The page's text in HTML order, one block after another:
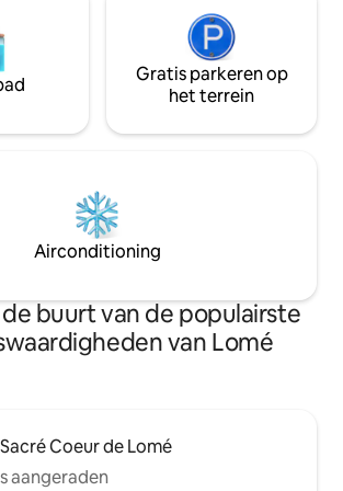
Gratis parkeren op
het terrein
Airconditioning
buurt van de populairste
van Lomé
Coeur de Lomé
aangeraden